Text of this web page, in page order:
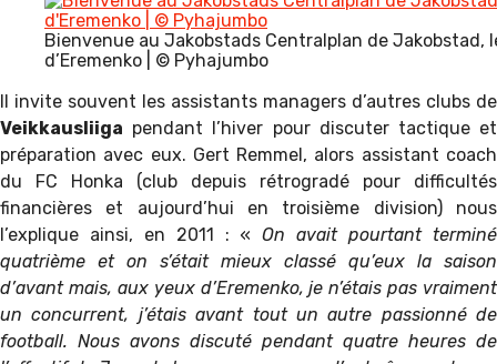
Bienvenue au Jakobstads Centralplan de Jakobstad,
d’Eremenko | © Pyhajumbo
Il invite souvent les assistants managers d’autres clubs de
Veikkausliiga pendant l’hiver pour discuter tactique et
préparation avec eux. Gert Remmel, alors assistant coach
du FC Honka (club depuis rétrogradé pour difficultés
financières et aujourd’hui en troisième division) nous
l’explique ainsi, en 2011 : «On avait pourtant terminé
quatrième et on s’était mieux classé qu’eux la saison
d’avant mais, aux yeux d’Eremenko, je n’étais pas vraiment
un concurrent, j’étais avant tout un autre passionné de
football. Nous avons discuté pendant quatre heures de